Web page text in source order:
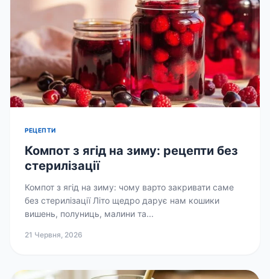
РЕЦЕПТИ
Компот з ягід на зиму: рецепти без
стерилізації
Компот з ягід на зиму: чому варто закривати саме
без стерилізації Літо щедро дарує нам кошики
вишень, полуниць, малини та...
21 Червня, 2026